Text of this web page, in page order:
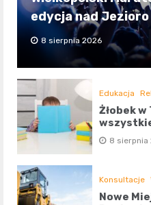
edycja nad
8 sierpnia 2026
Edukacja
Żłobek
8 sierpnia
Konsultacje
Nowe